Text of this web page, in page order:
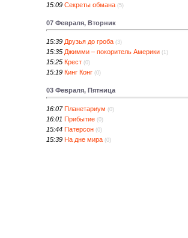
15:09 Секреты обмана (5)
07 Февраля, Вторник
15:39 Друзья до гроба (3)
15:35 Джимми – покоритель Америки (1)
15:25 Крест (0)
15:19 Кинг Конг (0)
03 Февраля, Пятница
16:07 Планетариум (0)
16:01 Прибытие (0)
15:44 Патерсон (0)
15:39 На дне мира (0)